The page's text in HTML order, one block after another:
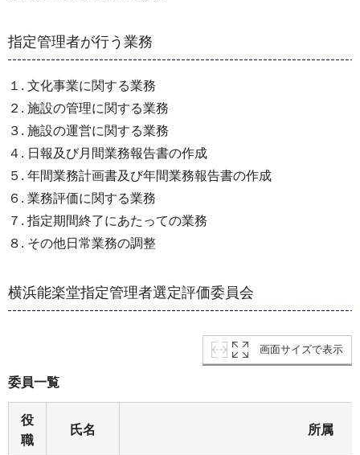
指定管理者が行う業務
１. 文化事業に関する業務
２. 施設の管理に関する業務
３. 施設の運営に関する業務
４. 日報及び月間業務報告書の作成
５. 年間業務計画書及び年間業務報告書の作成
６. 業務評価に関する業務
７. 指定期間終了にあたっての業務
８. その他日常業務の調整
横浜能楽堂指定管理者選定評価委員会
画面サイズで表示
委員一覧
役
職
氏名 所属